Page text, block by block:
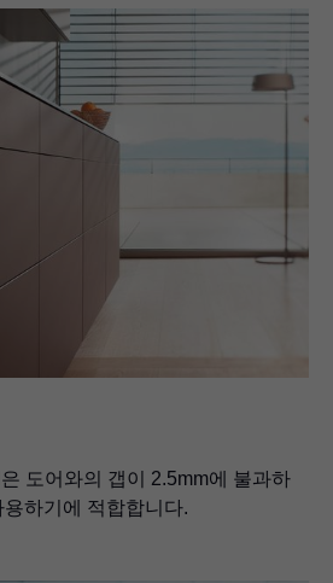
도어와의 갭이 2.5mm에 불과하
하기에 적합합니다.